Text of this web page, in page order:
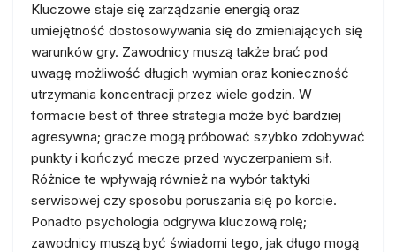
Kluczowe staje się zarządzanie energią oraz
umiejętność dostosowywania się do zmieniających się
warunków gry. Zawodnicy muszą także brać pod
uwagę możliwość długich wymian oraz konieczność
utrzymania koncentracji przez wiele godzin. W
formacie best of three strategia może być bardziej
agresywna; gracze mogą próbować szybko zdobywać
punkty i kończyć mecze przed wyczerpaniem sił.
Różnice te wpływają również na wybór taktyki
serwisowej czy sposobu poruszania się po korcie.
Ponadto psychologia odgrywa kluczową rolę;
zawodnicy muszą być świadomi tego, jak długo mogą